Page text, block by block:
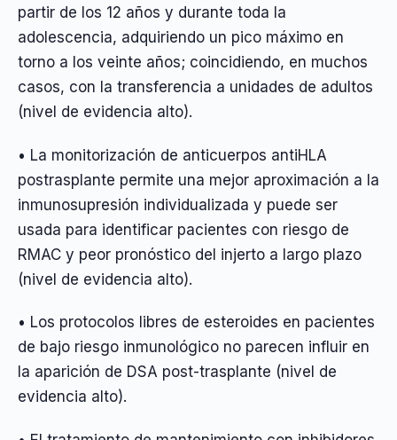
partir de los 12 años y durante toda la
adolescencia, adquiriendo un pico máximo en
torno a los veinte años; coincidiendo, en muchos
casos, con la transferencia a unidades de adultos
(nivel de evidencia alto).
• La monitorización de anticuerpos antiHLA
postrasplante permite una mejor aproximación a la
inmunosupresión individualizada y puede ser
usada para identificar pacientes con riesgo de
RMAC y peor pronóstico del injerto a largo plazo
(nivel de evidencia alto).
• Los protocolos libres de esteroides en pacientes
de bajo riesgo inmunológico no parecen influir en
la aparición de DSA post-trasplante (nivel de
evidencia alto).